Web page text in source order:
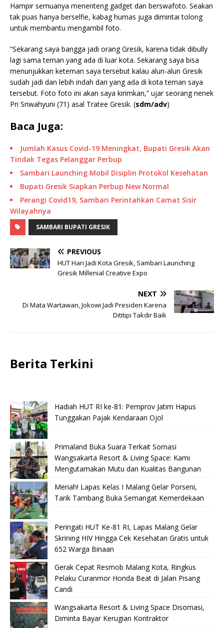
Hampir semuanya menenteng gadget dan berswafoto. Seakan
tak puas hanya berselfie, kabag humas juga dimintai tolong
untuk membantu mengambil foto.
“Sekarang saya bangga jadi orang Gresik, karena tidak dibully
lagi sama teman yang ada di luar kota. Sekarang saya bisa
menunjukkan keteman saya tersebut kalau alun-alun Gresik
sudah jadi dan lebih indah dari yang ada di kota teman saya
tersebut. Foto foto ini akan saya kirimkan,” ujar seorang nenek
Pri Sriwahyuni (71) asal Tratee Gresik. (sdm/adv)
Baca Juga:
Jumlah Kasus Covid-19 Meningkat, Bupati Gresik Akan
Tindak Tegas Pelanggar Perbup
Sambari Launching Mobil Disiplin Protokol Kesehatan
Bupati Gresik Siapkan Perbup New Normal
Perangi Covid19, Sambari Perintahkan Camat Sisir
Wilayahnya
SAMBARI BUPATI GRESIK
PREVIOUS
HUT Hari Jadi Kota Gresik, Sambari Launching
Gresik Millenial Creative Expo
NEXT
Di Mata Wartawan, Jokowi Jadi Presiden Karena
Dititipi Takdir Baik
Berita Terkini
Hadiah HUT RI ke-81: Pemprov Jatim Hapus
Tunggakan Pajak Kendaraan Ojol
Primaland Buka Suara Terkait Somasi
Wangsakarta Resort & Living Space: Kami
Mengutamakan Mutu dan Kualitas Bangunan
Meriah! Lapas Kelas I Malang Gelar Porseni,
Tarik Tambang Buka Semangat Kemerdekaan
Peringati HUT Ke-81 RI, Lapas Malang Gelar
Skrining HIV Hingga Cek Kesehatan Gratis untuk
652 Warga Binaan
Gerak Cepat Resmob Malang Kota, Ringkus
Pelaku Curanmor Honda Beat di Jalan Pisang
Candi
Wangsakarta Resort & Living Space Disomasi,
Diminta Bayar Kerugian Kontraktor